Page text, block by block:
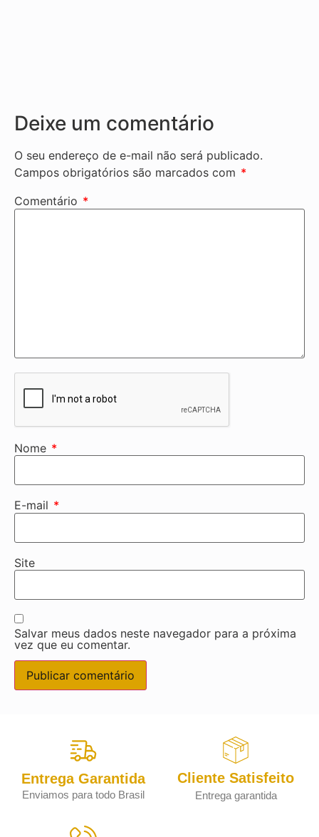
Deixe um comentário
O seu endereço de e-mail não será publicado.
Campos obrigatórios são marcados com *
Comentário *
Nome *
E-mail *
Site
Salvar meus dados neste navegador para a próxima
vez que eu comentar.
Entrega Garantida
Enviamos para todo Brasil
Cliente Satisfeito
Entrega garantida